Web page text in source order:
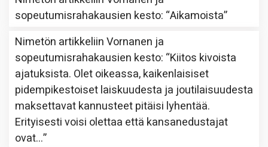
sopeutumisrahakausien kesto: “Aikamoista”
Nimetön artikkeliinVornanen ja
sopeutumisrahakausien kesto: “Kiitos kivoista
ajatuksista. Olet oikeassa, kaikenlaisiset
pidempikestoiset laiskuudesta ja joutilaisuudesta
maksettavat kannusteet pitäisi lyhentää.
Erityisesti voisi olettaa että kansanedustajat
ovat…”